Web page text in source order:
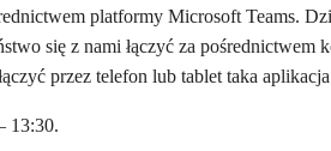
platformy Microsoft Teams.
się z nami łączyć za pośrednictwem
przez telefon lub tablet taka
13:30.